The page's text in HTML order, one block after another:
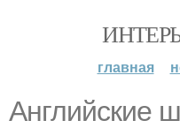
главная
Английские